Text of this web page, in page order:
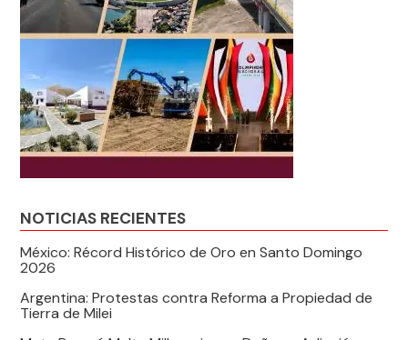
NOTICIAS RECIENTES
México: Récord Histórico de Oro en Santo Domingo
2026
Argentina: Protestas contra Reforma a Propiedad de
Tierra de Milei